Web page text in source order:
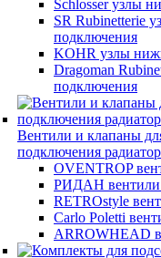
Schlosser узлы
SR Rubinetterie
подключения
KOHR узлы
Dragoman
подключения
Вентили и клапаны
подключения
OVENTROP
РИДАН вентили
RETROstyle
Carlo Poletti
ARROWHEAD